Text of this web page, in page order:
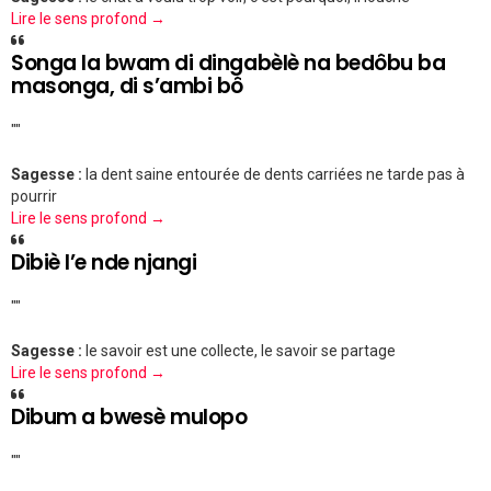
Lire le sens profond →
Songa la bwam di dingabèlè na bedôbu ba
masonga, di s’ambi bô
""
Sagesse : la dent saine entourée de dents carriées ne tarde pas à
pourrir
Lire le sens profond →
Dibiè l’e nde njangi
""
Sagesse : le savoir est une collecte, le savoir se partage
Lire le sens profond →
Dibum a bwesè mulopo
""